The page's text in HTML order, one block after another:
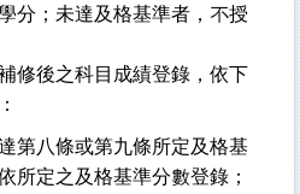
分；未達及格基準者，不授
修後之科目成績登錄，依下
第八條或第九條所定及格基
所定之及格基準分數登錄；